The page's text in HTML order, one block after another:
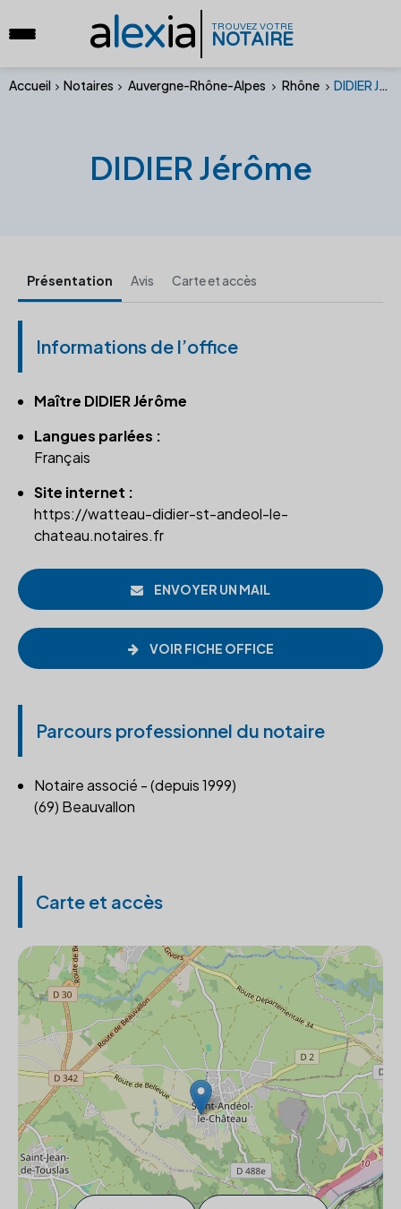
alexia TROUVEZ VOTRE
NOTAIRE
Accueil Notaires Auvergne-Rhône-Alpes Rhône DIDIER Jérôme
DIDIER Jérôme
Présentation Avis Carte et accès
Informations de l’office
Maître DIDIER Jérôme
Langues parlées :
Français
Site internet :
https://watteau-didier-st-andeol-le-
chateau.notaires.fr
ENVOYER UN MAIL
VOIR FICHE OFFICE
Parcours professionnel du notaire
Notaire associé - (depuis 1999)
(69) Beauvallon
Carte et accès